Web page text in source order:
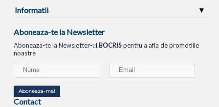
Informatii
Aboneaza-te la Newsletter
Aboneaza-te la Newsletter-ul BOCRISpentru a afla de promotiile
noastre
Aboneaza-ma!
Contact